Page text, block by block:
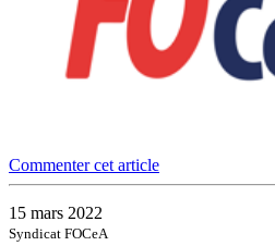
Commenter cet article
15 mars 2022
Syndicat FOCeA